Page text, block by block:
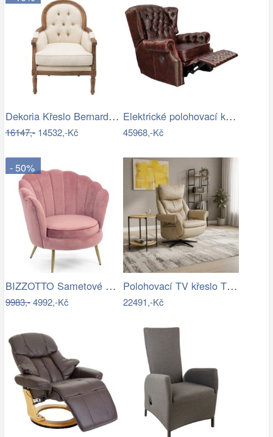
Dekoria Křeslo Bernard béžový, 67 x 73…
16147,-14532,-Kč
Elektrické polohovací křeslo…
45968,-Kč
- 50%
BIZZOTTO Sametové křeslo GILIOLA růžové
9983,-4992,-Kč
Polohovací TV křeslo TV-B3980 Autronic
22491,-Kč